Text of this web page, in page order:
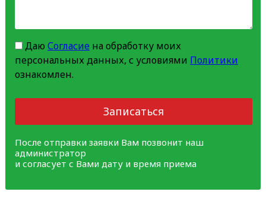
Даю Согласиена обработку моих
персональных данных, с условиями Политики
ознакомлен.
Записаться
После отправки заявки Вам позвонит наш
администратор
и согласует с Вами дату и время приема